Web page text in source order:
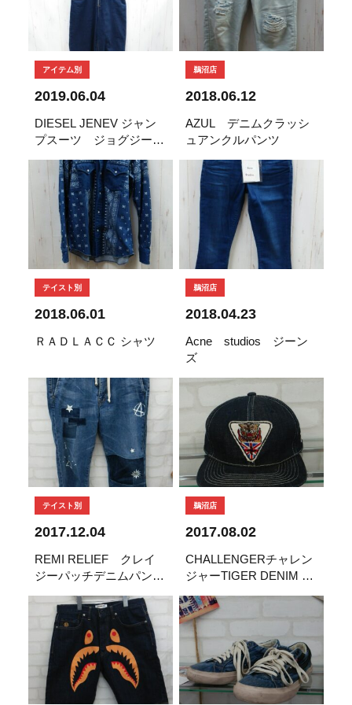
アイテム別
2019.06.04
DIESEL JENEV ジャン
プスーツ ジョグジーン
鵜沼店
2018.06.12
AZUL デニムクラッシ
ュアンクルパンツ
テイスト別
2018.06.01
ＲＡＤＬＡＣＣ シャツ
鵜沼店
2018.04.23
Acne studios ジーン
ズ
テイスト別
2017.12.04
REMI RELIEF クレイ
ジーパッチデニムパン
鵜沼店
2017.08.02
CHALLENGERチャレン
ジャーTIGER DENIM キ